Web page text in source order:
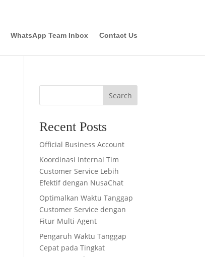
WhatsApp Team Inbox Contact Us
Search
Recent Posts
Official Business Account
Koordinasi Internal Tim
Customer Service Lebih
Efektif dengan NusaChat
Optimalkan Waktu Tanggap
Customer Service dengan
Fitur Multi-Agent
Pengaruh Waktu Tanggap
Cepat pada Tingkat